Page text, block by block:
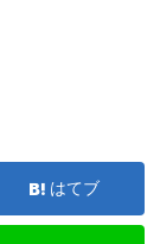
はてブ